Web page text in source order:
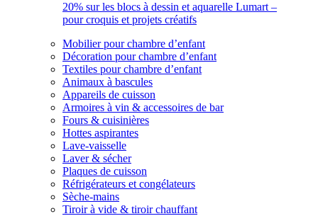
20% sur les blocs à dessin et aquarelle Lumart –
pour croquis et projets créatifs
Mobilier pour chambre d’enfant
Décoration pour chambre d’enfant
Textiles pour chambre d’enfant
Animaux à bascules
Appareils de cuisson
Armoires à vin & accessoires de bar
Fours & cuisinières
Hottes aspirantes
Lave-vaisselle
Laver & sécher
Plaques de cuisson
Réfrigérateurs et congélateurs
Sèche-mains
Tiroir à vide & tiroir chauffant